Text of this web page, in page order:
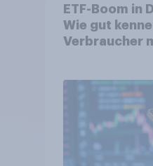
ETF-Boom in
Wie gut
Verbraucher